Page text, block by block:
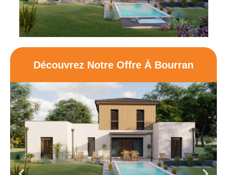
Découvrez Notre Offre À Bourran